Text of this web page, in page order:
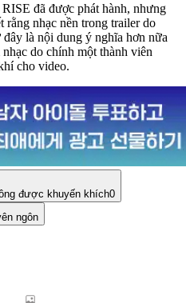
đã được phát hành, nhưng
rằng nhạc nền trong trailer do
là nội dung ý nghĩa hơn nữa
do chính một thành viên
cho video.
được khuyến khích0
ngôn